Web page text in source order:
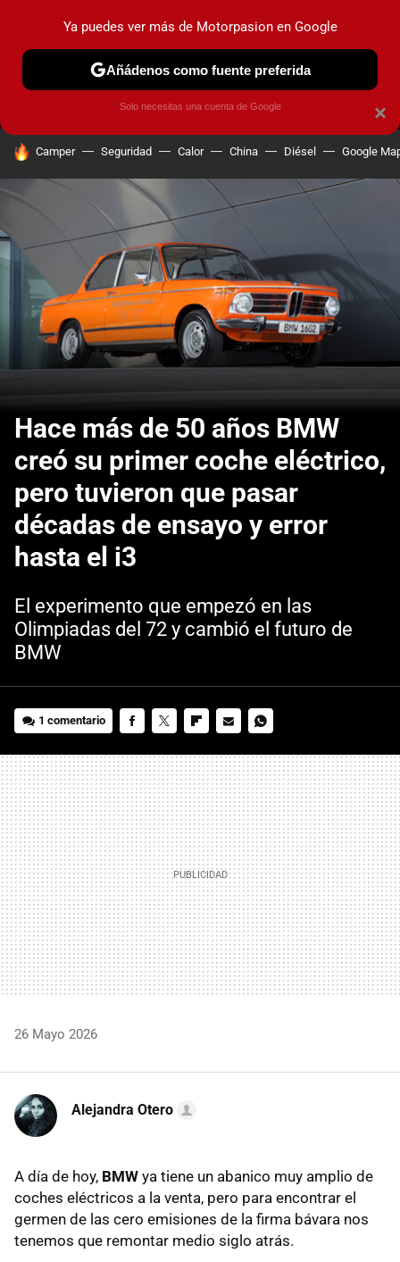
MENÚ NUEVO
COCHES ELÉCTRICOS OBSERVATORIO
HOY SE HABLA DE
Camper Seguridad Calor China Diésel Google
Hace más de 50 años BMW
creó su primer coche eléctrico,
pero tuvieron que pasar
décadas de ensayo y error
hasta el i3
El experimento que empezó en las
Olimpiadas del 72 y cambió el futuro de
BMW
1 comentario
MAIL
26 Mayo 2026
Alejandra Otero
A día de hoy, BMW ya tiene un abanico muy amplio de
coches eléctricos a la venta, pero para encontrar el
germen de las cero emisiones de la firma bávara nos
tenemos que remontar medio siglo atrás.
×
Ya puedes ver más de Motorpasion en Google
Añádenos como fuente preferida
Solo necesitas una cuenta de Google